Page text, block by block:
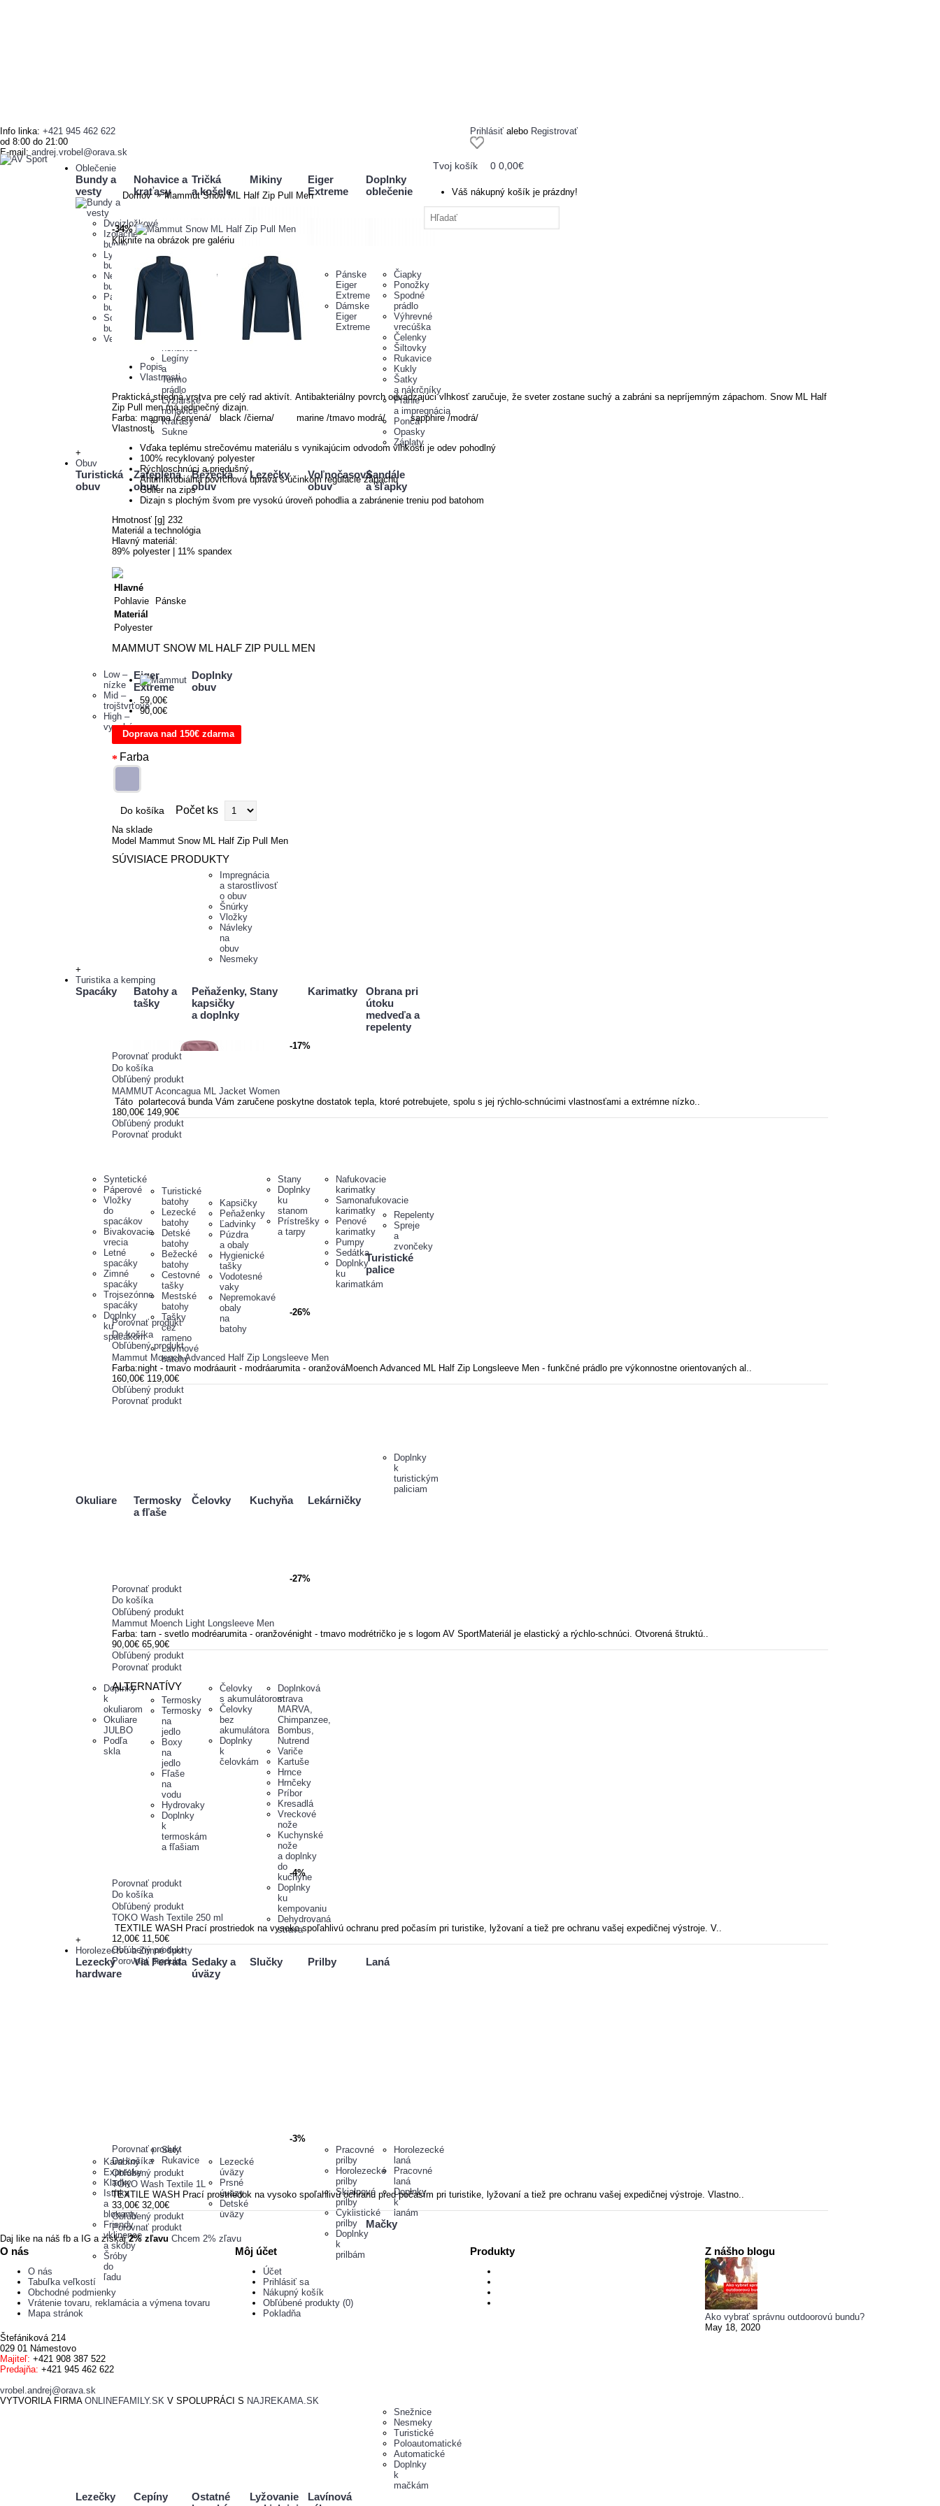
Info linka: +421 945 462 622
od 8:00 do 21:00
E-mail: andrej.vrobel@orava.sk
Prihlásiť alebo Registrovať
Oblečenie
Bundy a
vesty
Dvojzložkové
Izolačné
bundy
Lyžiarske
bundy
Nepremokavé
bundy
Páperové
bundy
Softshellové
bundy
Vesty
Nohavice a
kraťasy
Nepremokavé
nohavice
Softshellové
nohavice
Voľnočasové
nohavice
Zateplené
nohavice
Legíny
a
Termo
prádlo
Lyžiarské
nohavice
Kraťasy
Sukne
Tričká
a košele
Košele
Funkčné
Termo
prádlo
Mikiny
Mikiny
Pulovre
Eiger
Extreme
Pánske
Eiger
Extreme
Dámske
Eiger
Extreme
Doplnky
oblečenie
Čiapky
Ponožky
Spodné
prádlo
Výhrevné
vrecúška
Čelenky
Šiltovky
Rukavice
Kukly
Šatky
a nákrčníky
Pranie
a impregnácia
Pončá
Opasky
Záplaty
+
Obuv
Turistická
obuv
Low –
nízke
Mid –
trojštvrťové
High –
vysoké
Zateplená
obuv
Bežecká
obuv
Lezečky
Voľnočasová
obuv
Sandále
a šľapky
Eiger
Extreme
Doplnky
obuv
Impregnácia
a starostlivosť
o obuv
Šnúrky
Vložky
Návleky
na
obuv
Nesmeky
+
Turistika a kemping
Spacáky
Syntetické
Páperové
Vložky
do
spacákov
Bivakovacie
vrecia
Letné
spacáky
Zimné
spacáky
Trojsezónne
spacáky
Doplnky
ku
spacákom
Batohy a
tašky
Turistické
batohy
Lezecké
batohy
Detské
batohy
Bežecké
batohy
Cestovné
tašky
Mestské
batohy
Tašky
cez
rameno
Lavínové
batohy
Peňaženky,
kapsičky
a doplnky
Kapsičky
Peňaženky
Ľadvinky
Púzdra
a obaly
Hygienické
tašky
Vodotesné
vaky
Nepremokavé
obaly
na
batohy
Stany
Stany
Doplnky
ku
stanom
Prístrešky
a tarpy
Karimatky
Nafukovacie
karimatky
Samonafukovacie
karimatky
Penové
karimatky
Pumpy
Sedátka
Doplnky
ku
karimatkám
Obrana pri
útoku
medveďa a
repelenty
Repelenty
Spreje
a
zvončeky
Turistické
palice
Doplnky
k
turistickým
paliciam
Okuliare
Doplnky
k
okuliarom
Okuliare
JULBO
Podľa
skla
Termosky
a fľaše
Termosky
Termosky
na
jedlo
Boxy
na
jedlo
Fľaše
na
vodu
Hydrovaky
Doplnky
k
termoskám
a fľašiam
Čelovky
Čelovky
s akumulátorom
Čelovky
bez
akumulátora
Doplnky
k
čelovkám
Kuchyňa
Doplnková
strava
MARVA,
Chimpanzee,
Bombus,
Nutrend
Variče
Kartuše
Hrnce
Hrnčeky
Príbor
Kresadlá
Vreckové
nože
Kuchynské
nože
a doplnky
do
kuchyne
Doplnky
ku
kempovaniu
Dehydrovaná
strava
Lekárničky
+
Horolezectvo a Zimné športy
Lezecký
hardware
Karabíny
Expresky
Kladky
Istítka
a
blokanty
Friendy
vklinence
a skoby
Šróby
do
ľadu
Via Ferrata
Sety
Rukavice
Sedaky a
úväzy
Lezecké
úväzy
Prsné
úväzy
Detské
úväzy
Slučky Prilby
Pracovné
prilby
Horolezecké
prilby
Skialpové
prilby
Cyklistické
prilby
Doplnky
k
prilbám
Laná
Horolezecké
laná
Pracovné
laná
Doplnky
k
lanám
Mačky
Snežnice
Nesmeky
Turistické
Poloautomatické
Automatické
Doplnky
k
mačkám
Lezečky Cepíny
Ostatné
Lyžovanie
Lavínová
Tvoj košík 0 0,00€
Váš nákupný košík je prázdny!
Domov Mammut Snow ML Half Zip Pull Men
-34%
Kliknite na obrázok pre galériu
Popis
Vlastnosti
Praktická stredná vrstva pre celý rad aktivít. Antibakteriálny povrch odvádzajúci vlhkosť zaručuje, že sveter zostane suchý a zabráni sa nepríjemným zápachom. Snow ML Half
Zip Pull men má jedinečný dizajn.
Farba: magma /červená/ black /čierna/ marine /tmavo modrá/ sapphire /modrá/
Vlastnosti
Vďaka teplému strečovému materiálu s vynikajúcim odvodom vlhkosti je odev pohodlný
100% recyklovaný polyester
Rýchloschnúci a priedušný
Antimikrobiálna povrchová úprava s účinkom regulácie zápachu
Golier na zips
Dizajn s plochým švom pre vysokú úroveň pohodlia a zabránenie treniu pod batohom
Hmotnosť [g] 232
Materiál a technológia
Hlavný materiál:
89% polyester | 11% spandex
Hlavné
Pohlavie
Pánske
Materiál
Polyester
MAMMUT SNOW ML HALF ZIP PULL MEN
59,00€
90,00€
Doprava nad 150€ zdarma
Farba
Do košíka Počet ks
Na sklade
Model Mammut Snow ML Half Zip Pull Men
SÚVISIACE PRODUKTY
-17%
Porovnať produkt
Do košíka
Obľúbený produkt
MAMMUT Aconcagua ML Jacket Women
Táto polartecová bunda Vám zaručene poskytne dostatok tepla, ktoré potrebujete, spolu s jej rýchlo-schnúcimi vlastnosťami a extrémne nízko..
180,00€ 149,90€
Obľúbený produkt
Porovnať produkt
-26%
Porovnať produkt
Do košíka
Obľúbený produkt
Mammut Moench Advanced Half Zip Longsleeve Men
Farba:night - tmavo modráaurit - modráarumita - oranžováMoench Advanced ML Half Zip Longsleeve Men - funkčné prádlo pre výkonnostne orientovaných al..
160,00€ 119,00€
Obľúbený produkt
Porovnať produkt
-27%
Porovnať produkt
Do košíka
Obľúbený produkt
Mammut Moench Light Longsleeve Men
Farba: tarn - svetlo modréarumita - oranžovénight - tmavo modrétričko je s logom AV SportMateriál je elastický a rýchlo-schnúci. Otvorená štruktú..
90,00€ 65,90€
Obľúbený produkt
Porovnať produkt
ALTERNATÍVY
-4%
Porovnať produkt
Do košíka
Obľúbený produkt
TOKO Wash Textile 250 ml
TEXTILE WASH Prací prostriedok na vysoko spoľahlivú ochranu pred počasím pri turistike, lyžovaní a tiež pre ochranu vašej expedičnej výstroje. V..
12,00€ 11,50€
Obľúbený produkt
Porovnať produkt
-3%
Porovnať produkt
Do košíka
Obľúbený produkt
TOKO Wash Textile 1L
TEXTILE WASH Prací prostriedok na vysoko spoľahlivú ochranu pred počasím pri turistike, lyžovaní a tiež pre ochranu vašej expedičnej výstroje. Vlastno..
33,00€ 32,00€
Obľúbený produkt
Porovnať produkt
Daj like na náš fb a IG a získaj2% zľavu Chcem 2% zľavu
O nás
O nás
Tabuľka veľkostí
Obchodné podmienky
Vrátenie tovaru, reklamácia a výmena tovaru
Mapa stránok
Môj účet
Účet
Prihlásiť sa
Nákupný košík
Obľúbené produkty (0)
Pokladňa
Produkty Z nášho blogu
Ako vybrať správnu outdoorovú bundu?
May 18, 2020
Štefániková 214
029 01 Námestovo
Majiteľ: +421 908 387 522
Predajňa: +421 945 462 622
vrobel.andrej@orava.sk
VYTVORILA FIRMA ONLINEFAMILY.SK V SPOLUPRÁCI S NAJREKAMA.SK